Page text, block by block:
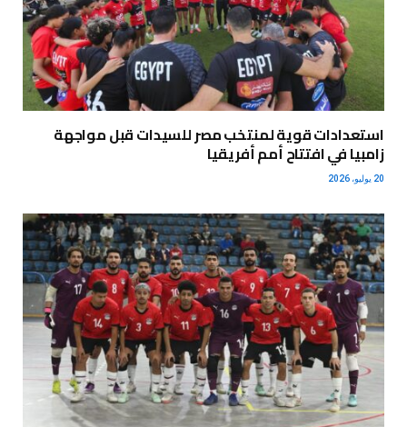
استعدادات قوية لمنتخب مصر للسيدات قبل مواجهة
زامبيا في افتتاح أمم أفريقيا
20 يوليو، 2026